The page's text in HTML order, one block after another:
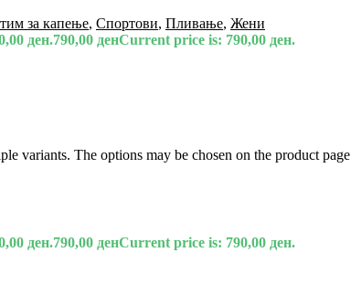
за капење, Спортови, Пливање, Жени
ден.790,00 денCurrent price is: 790,00 ден.
variants. The options may be chosen on the product page
ден.790,00 денCurrent price is: 790,00 ден.